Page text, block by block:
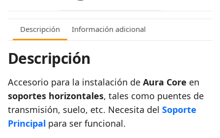
Descripción Información adicional
Descripción
Accesorio para la instalación de Aura Core en
soportes horizontales, tales como puentes de
transmisión, suelo, etc. Necesita del Soporte
Principal para ser funcional.